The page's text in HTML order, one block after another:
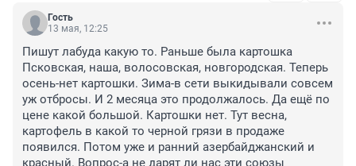
Гость
13 мая, 12:25
Пишут лабуда какую то. Раньше была картошка
Псковская, наша, волосовская, новгородская. Теперь
осень-нет картошки. Зима-в сети выкидывали совсем
уж отбросы. И 2 месяца это продолжалось. Да ещё по
цене какой большой. Картошки нет. Тут весна,
картофель в какой то черной грязи в продаже
появился. Потом уже и ранний азербайджанский и
красный. Вопрос-а не дарят ли нас эти союзы